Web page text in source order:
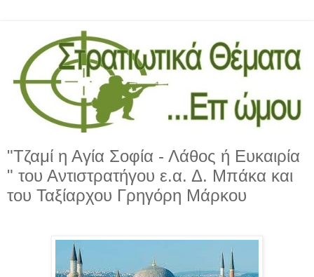
"Τζαμί η Αγία Σοφία - Λάθος ή Ευκαιρία
" του Αντιστρατήγου ε.α. Δ. Μπάκα και
του Ταξίαρχου Γρηγόρη Μάρκου